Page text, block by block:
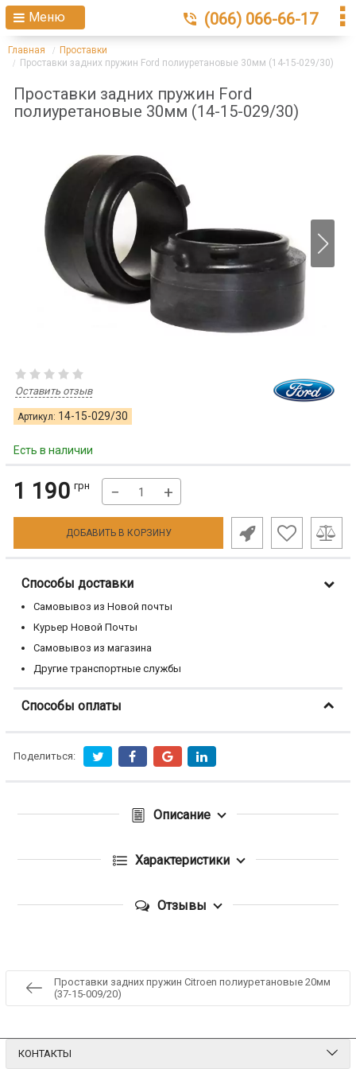
Меню (066) 066-66-17
Главная
Проставки
Проставки задних пружин Ford полиуретановые 30мм (14-15-029/30)
Проставки задних пружин Ford
полиуретановые 30мм (14-15-029/30)
Оставить отзыв
Артикул: 14-15-029/30
Есть в наличии
1 190 грн − +
ДОБАВИТЬ В КОРЗИНУ
Способы доставки
Самовывоз из Новой почты
Курьер Новой Почты
Самовывоз из магазина
Другие транспортные службы
Способы оплаты
Поделиться:
Описание
Характеристики
Отзывы
Проставки задних пружин Citroen полиуретановые 20мм
(37-15-009/20)
КОНТАКТЫ